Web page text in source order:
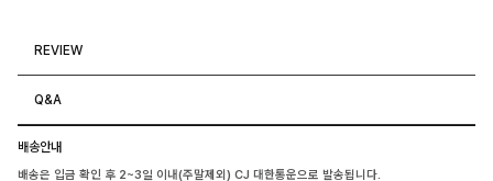
REVIEW
Q&A
배송안내
배송은 입금 확인 후 2~3일 이내(주말제외) CJ 대한통운으로 발송됩니다.